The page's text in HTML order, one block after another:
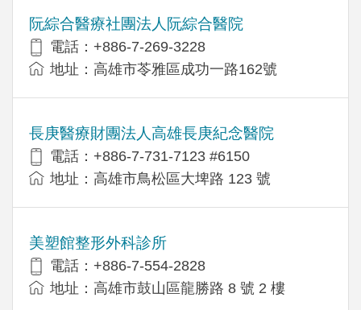
阮綜合醫療社團法人阮綜合醫院
電話：+886-7-269-3228
地址：高雄市苓雅區成功一路162號
長庚醫療財團法人高雄長庚紀念醫院
電話：+886-7-731-7123 #6150
地址：高雄市鳥松區大埤路 123 號
美塑館整形外科診所
電話：+886-7-554-2828
地址：高雄市鼓山區龍勝路 8 號 2 樓